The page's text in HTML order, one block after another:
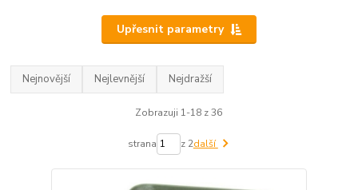
Upřesnit parametry
Nejnovější Nejlevnější Nejdražší
Zobrazuji 1-18 z 36
strana z 2další